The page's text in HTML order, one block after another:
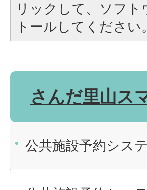
リックして、ソフ
トールしてください。
さんだ里山ス
公共施設予約シス